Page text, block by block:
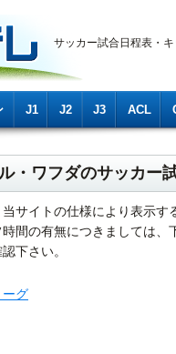
サッカー試合日程表・
J1 J2 J3 ACL
・ワフダのサッカー
サイトの仕様により表示す
間の有無につきましては
下さい。
ーグ